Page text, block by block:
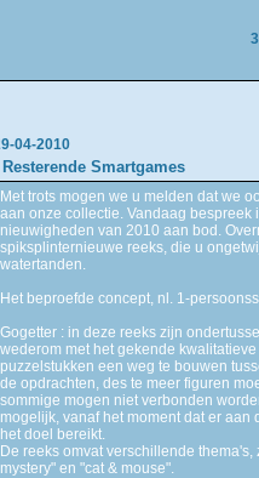
04-2010
Resterende Smartgames
Met trots mogen we u melden dat we
aan onze collectie. Vandaag
nieuwigheden van 2010 aan bod.
spiksplinternieuwe reeks, die u
watertanden.
Het beproefde concept, nl. 1-
Gogetter : in deze reeks zijn
wederom met het gekende
puzzelstukken een weg te bouwen
de opdrachten, des te meer figuren
sommige mogen niet verbonden
mogelijk, vanaf het moment dat er
het doel bereikt.
De reeks omvat verschillende
mystery" en "cat & mouse".